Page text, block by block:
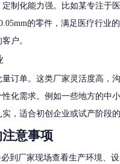
制化能力强。比如某专注于
的零件，满足医疗行业
户。
订单。这类厂家灵活度高，
化需求。例如一些地方的中
，适合初创企业或试产阶段的
意事项
必到厂家现场查看生产环境、